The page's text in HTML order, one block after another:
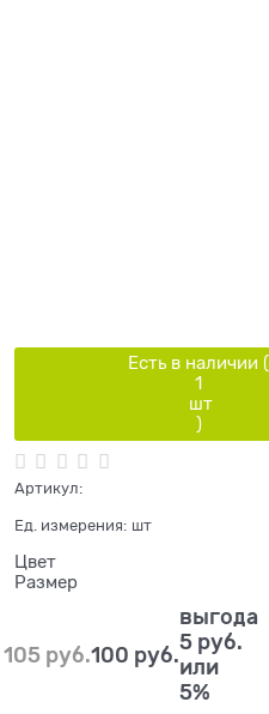
Есть в наличии (
1
шт
)
Артикул:
Ед. измерения: шт
Цвет
Размер
105 руб.100 руб.
выгода
5 руб.
или
5%